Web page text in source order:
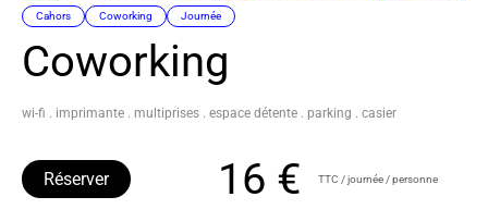
Cahors Coworking Journée
Coworking
wi-fi . imprimante . multiprises . espace détente . parking . casier
16 € TTC / journée / personne
Réserver